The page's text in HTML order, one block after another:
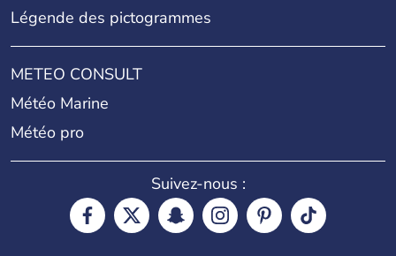
Légende des pictogrammes
METEO CONSULT
Météo Marine
Météo pro
Suivez-nous :